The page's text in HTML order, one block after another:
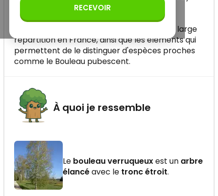
saisonnier, de la floraison printanière à la
dispersion hivernale des graines ailées. On
découvre ses préférences écologiques, sa large
répartition en France, ainsi que les éléments qui
permettent de le distinguer d'espèces proches
comme le Bouleau pubescent.
À quoi je ressemble
Le bouleau verruqueuxest un arbre
élancéavec le tronc étroit.
RECEVOIR